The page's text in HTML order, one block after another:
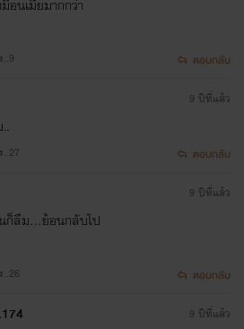
อนเมียมากกว่า
ตอบกลับ
9 ปีที่แล้ว
ตอบกลับ
ก็ลืม...ย้อนกลับไป
9 ปีที่แล้ว
ตอบกลับ
9 ปีที่แล้ว